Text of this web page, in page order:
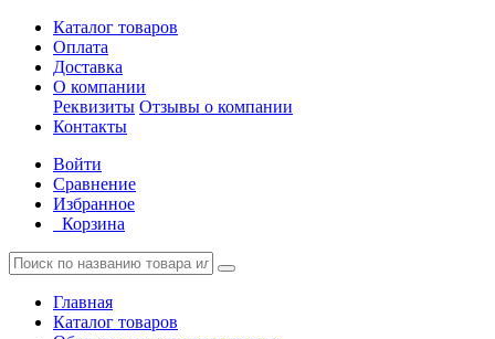
Каталог товаров
Оплата
Доставка
О компании
Реквизиты Отзывы о компании
Контакты
Войти
Сравнение
Избранное
Корзина
Главная
Каталог товаров